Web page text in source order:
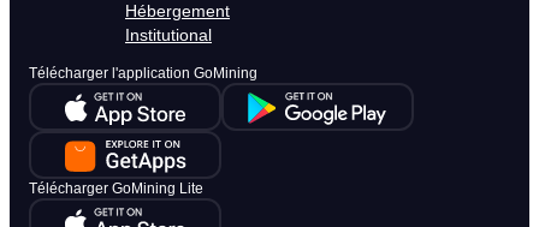
Hébergement
Institutional
Télécharger l'application GoMining
Télécharger GoMining Lite